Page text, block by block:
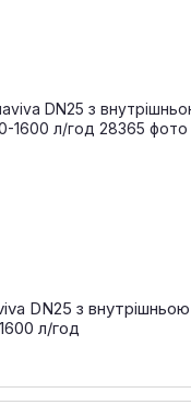
DN25 з внутрішньою
л/год